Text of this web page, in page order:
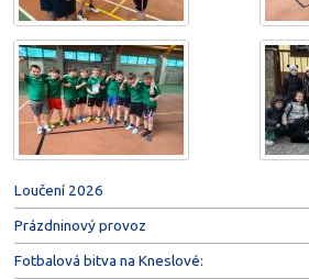
Loučení 2026
Prázdninový provoz
Fotbalová bitva na Kneslové: